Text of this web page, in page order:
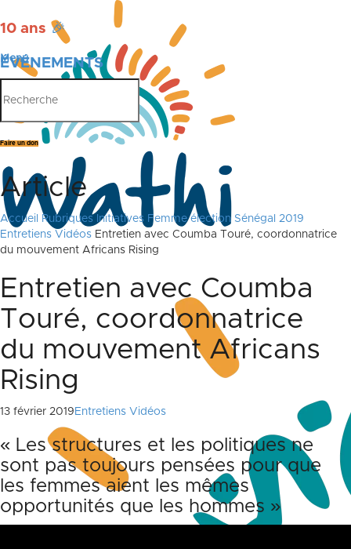
10 ans 🎉
ÉVÉNEMENTS
PUBLICATIONS
Menu
Faire un don
Article
Accueil Rubriques Initiatives Femme élection Sénégal 2019
Entretiens Vidéos Entretien avec Coumba Touré, coordonnatrice
du mouvement Africans Rising
Entretien avec Coumba
Touré, coordonnatrice
du mouvement Africans
Rising
13 février 2019 Entretiens Vidéos
« Les structures et les politiques ne
sont pas toujours pensées pour que
les femmes aient les mêmes
opportunités que les hommes »